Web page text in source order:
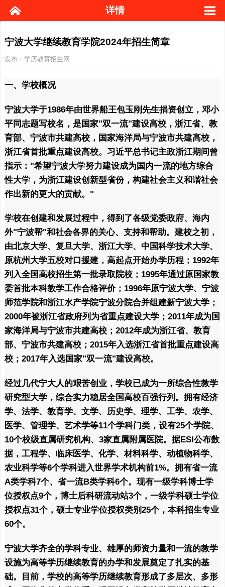
详情
宁波大学继续教育学院2024年招生简章
发布：学历教育招生网
一、学校概况
宁波大学于1986年由世界船王包玉刚先生捐资创立，邓小
平同志题写校名，是国家"双一流"建设高校，浙江省、教
育部、宁波市共建高校，国家海洋局与宁波市共建高校，
浙江省首批重点建设高校。习近平总书记主政浙江期间曾
指示："希望宁波大学努力建设成为国内一流的地方综合
性大学，为浙江建设创新型省份，构建社会主义和谐社会
作出新的更大的贡献。"
学校在创建和发展过程中，得到了各级党委政府、海内
外"宁波帮"和社会各界的关心、支持和帮助。建校之初，
由北京大学、复旦大学、浙江大学、中国科学技术大学、
原杭州大学五校对口援建，高起点开始办学历程；1992年
列入全国高校招生第一批录取院校；1995年通过原国家教
委首批本科教学工作合格评价；1996年原宁波大学、宁波
师范学院和浙江水产学院宁波分院合并组建新宁波大学；
2000年被浙江省政府列为省重点建设大学；2011年成为国
家海洋局与宁波市共建高校；2012年成为浙江省、教育
部、宁波市共建高校；2015年入选浙江省首批重点建设高
校；2017年入选国家"双一流"建设高校。
经过几代宁大人的艰苦创业，学校已成为一所综合性教学
研究型大学，综合实力稳居全国高校百强行列。拥有经济
学、法学、教育学、文学、历史学、理学、工学、农学、
医学、管理学、艺术学等11个学科门类，设有25个学院、
10个校级直属研究机构、3家直属附属医院。据ESI公布数
据，工程学、临床医学、化学、材料科学、动植物科学、
农业科学等6个学科进入世界学术机构前1%。拥有省一流
A类学科7个、省一流B类学科6个。现有一级学科博士学
位授权点9个，博士后科研流动站3个，一级学科硕士学位
授权点31个，硕士专业学位授权类别25个，本科招生专业
60个。
宁波大学齐全的学科专业、雄厚的师资力量和一流的教学
设施为高等学历继续教育的办学和发展奠定了扎实的基
础。目前，学校的高等学历继续教育形成了多层次、多形